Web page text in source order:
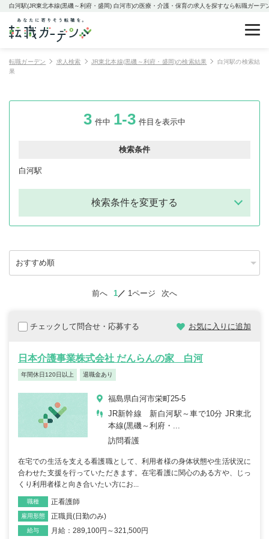
白河駅(JR東北本線(黒磯～利府・盛岡) 白河市)の医療・介護・保育の求人を探すなら転職ガーデ
転職ガーデン 求人検索 JR東北本線(黒磯～利府・盛岡)の検索結果
白河駅の検索結
果
3 件中 1-3 件目を表示中
検索条件
白河駅
検索条件を変更する
前へ 1 1ページ 次へ
チェックして問合せ・応募する お気に入りに追加
日本介護事業株式会社 だんらんの家 白河
年間休日120日以上 退職金あり
福島県白河市栄町25-5
JR新幹線 新白河駅～車で10分 JR東北
本線(黒磯～利府・...
訪問看護
在宅での生活を支える看護職として、利用者様の身体状態や生活状況に
合わせた支援を行っていただきます。在宅看護に関心のある方や、じっ
くり利用者様と向き合いたい方にお...
職種 正看護師
雇用形態 正職員(日勤のみ)
給与 月給：289,100円～321,500円